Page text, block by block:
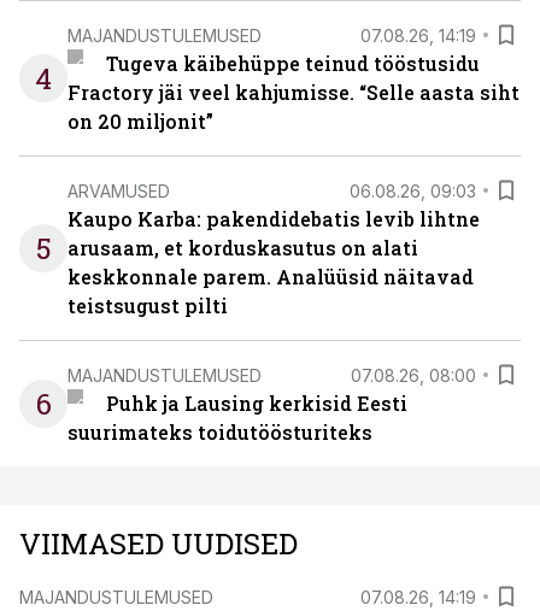
4
MAJANDUSTULEMUSED 07.08.26, 14:19
Tugeva käibehüppe teinud tööstusidu
Fractory jäi veel kahjumisse. “Selle aasta siht
on 20 miljonit”
5
ARVAMUSED 06.08.26, 09:03
Kaupo Karba: pakendidebatis levib lihtne
arusaam, et korduskasutus on alati
keskkonnale parem. Analüüsid näitavad
teistsugust pilti
6
MAJANDUSTULEMUSED 07.08.26, 08:00
Puhk ja Lausing kerkisid Eesti
suurimateks toidutöösturiteks
VIIMASED UUDISED
MAJANDUSTULEMUSED 07.08.26, 14:19